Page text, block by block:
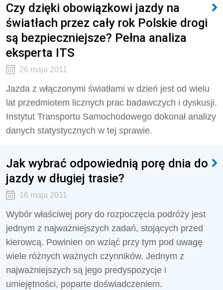
Czy dzięki obowiązkowi jazdy na
światłach przez cały rok Polskie drogi
są bezpieczniejsze? Pełna analiza
eksperta ITS
26 maja 2011
Jazda z włączonymi światłami w dzień jest od wielu
lat przedmiotem licznych prac badawczych i dyskusji.
Instytut Transportu Samochodowego dokonał analizy
danych statystycznych w tej sprawie.
Jak wybrać odpowiednią porę dnia do
jazdy w długiej trasie?
16 maja 2011
Wybór właściwej pory do rozpoczęcia podróży jest
jednym z najważniejszych zadań, stojących przed
kierowcą. Powinien on wziąć przy tym pod uwagę
wiele różnych ważnych czynników. Jednym z
najważniejszych są jego predyspozycje i
umiejętności, poparte doświadczeniem.